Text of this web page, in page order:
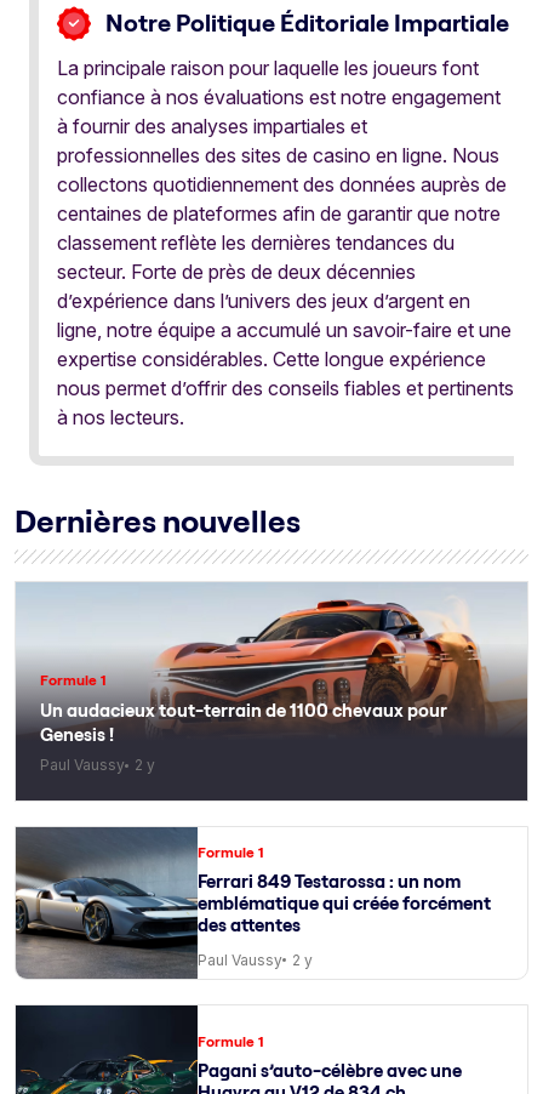
Notre Politique Éditoriale Impartiale
La principale raison pour laquelle les joueurs font
confiance à nos évaluations est notre engagement
à fournir des analyses impartiales et
professionnelles des sites de casino en ligne. Nous
collectons quotidiennement des données auprès de
centaines de plateformes afin de garantir que notre
classement reflète les dernières tendances du
secteur. Forte de près de deux décennies
d’expérience dans l’univers des jeux d’argent en
ligne, notre équipe a accumulé un savoir-faire et une
expertise considérables. Cette longue expérience
nous permet d’offrir des conseils fiables et pertinents
à nos lecteurs.
Dernières nouvelles
Formule 1
Un audacieux tout-terrain de 1100 chevaux pour
Genesis !
Paul Vaussy 2 y
Formule 1
Ferrari 849 Testarossa : un nom
emblématique qui créée forcément
des attentes
Paul Vaussy 2 y
Formule 1
Pagani s’auto-célèbre avec une